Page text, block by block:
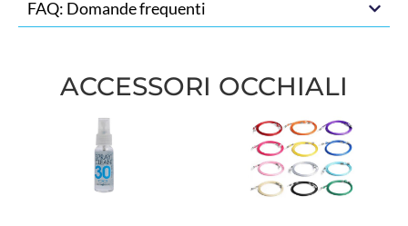
FAQ: Domande frequenti
ACCESSORI OCCHIALI